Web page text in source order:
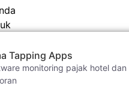
Tapping Apps
monitoring pajak hotel dan